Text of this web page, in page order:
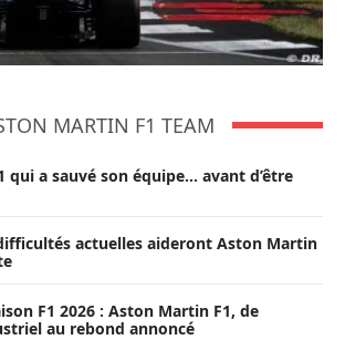
MARTIN F1 TEAM
qui a sauvé son équipe… avant d’être
actuelles aideront Aston Martin
F1 2026 : Aston Martin F1, de
au rebond annoncé